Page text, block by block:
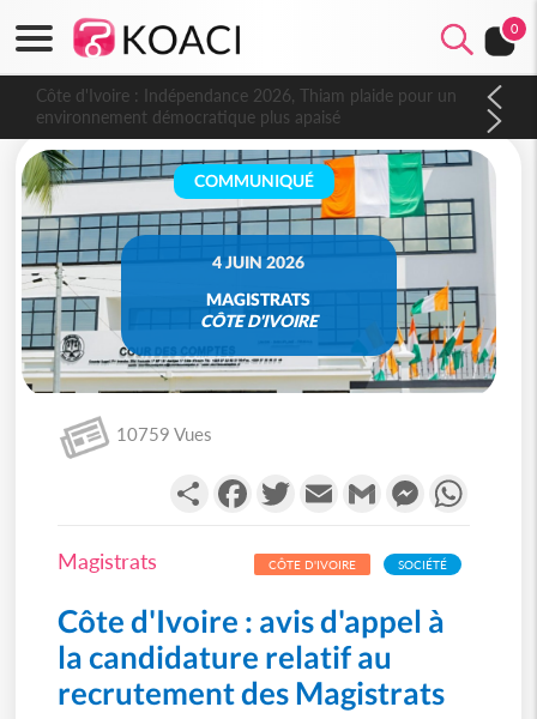
0
Côte d'Ivoire : Indépendance 2026, Thiam plaide pour un
environnement démocratique plus apaisé
COMMUNIQUÉ
4 JUIN 2026
MAGISTRATS
CÔTE D'IVOIRE
10759 Vues
PartagerFacebookTwitterEmail Gmail Messenger
Magistrats CÔTE D'IVOIRE SOCIÉTÉ
Côte d'Ivoire : avis d'appel à
la candidature relatif au
recrutement des Magistrats